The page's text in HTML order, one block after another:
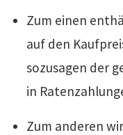
Zum einen
auf den
sozusagen der
in
Zum anderen